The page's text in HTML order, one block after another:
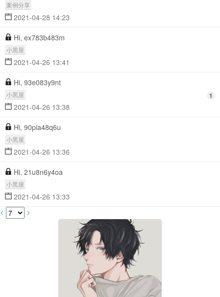
案例分享
2021-04-28 14:23
Hi, ex783b483m
小黑屋
2021-04-26 13:41
Hi, 93e083y9nt
小黑屋
2021-04-26 13:38
1
Hi, 90pia48q6u
小黑屋
2021-04-26 13:36
Hi, 21u8n6y4oa
小黑屋
2021-04-26 13:33
<
>